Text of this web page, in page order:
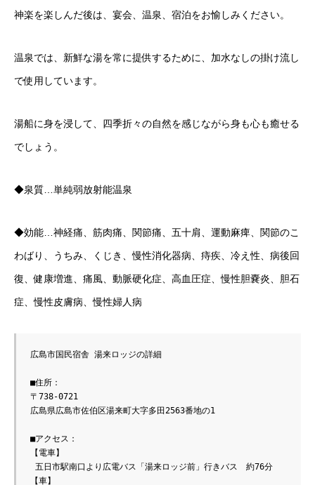
神楽を楽しんだ後は、宴会、温泉、宿泊をお愉しみください。
温泉では、新鮮な湯を常に提供するために、加水なしの掛け流し
で使用しています。
湯船に身を浸して、四季折々の自然を感じながら身も心も癒せる
でしょう。
◆泉質…単純弱放射能温泉
◆効能…神経痛、筋肉痛、関節痛、五十肩、運動麻痺、関節のこ
わばり、うちみ、くじき、慢性消化器病、痔疾、冷え性、病後回
復、健康増進、痛風、動脈硬化症、高血圧症、慢性胆嚢炎、胆石
症、慢性皮膚病、慢性婦人病
広島市国民宿舎 湯来ロッジの詳細
■住所：
〒738-0721
広島県広島市佐伯区湯来町大字多田2563番地の1
■アクセス：
【電車】
五日市駅南口より広電バス「湯来ロッジ前」行きバス　約76分
【車】